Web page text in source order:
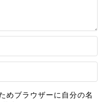
めブラウザーに自分の名